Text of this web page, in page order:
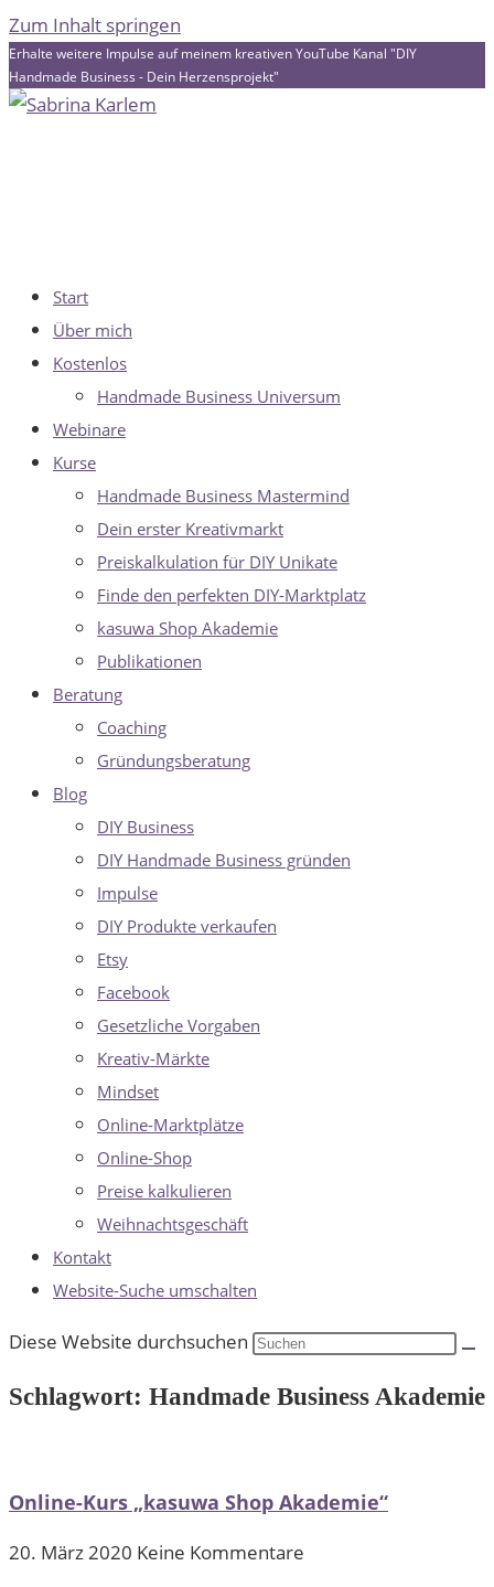
Zum Inhalt springen
Erhalte weitere Impulse auf meinem kreativen YouTube Kanal "DIY
Handmade Business - Dein Herzensprojekt"
Start
Über mich
Kostenlos
Handmade Business Universum
Webinare
Kurse
Handmade Business Mastermind
Dein erster Kreativmarkt
Preiskalkulation für DIY Unikate
Finde den perfekten DIY-Marktplatz
kasuwa Shop Akademie
Publikationen
Beratung
Coaching
Gründungsberatung
Blog
DIY Business
DIY Handmade Business gründen
Impulse
DIY Produkte verkaufen
Etsy
Facebook
Gesetzliche Vorgaben
Kreativ-Märkte
Mindset
Online-Marktplätze
Online-Shop
Preise kalkulieren
Weihnachtsgeschäft
Kontakt
Website-Suche umschalten
Diese Website durchsuchen
Schlagwort: Handmade Business Akademie
Online-Kurs „kasuwa Shop Akademie“
20. März 2020 Keine Kommentare